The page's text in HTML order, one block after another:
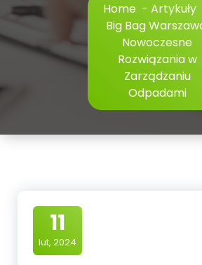
Home - Artykuły
Big Bag
Nowoczesne
Rozwiązania w
Zarządzaniu
Odpadami
11
lut, 2024